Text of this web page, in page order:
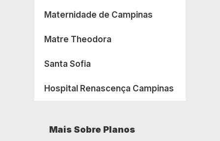
Maternidade de Campinas
Matre Theodora
Santa Sofia
Hospital Renascença Campinas
Mais Sobre Planos